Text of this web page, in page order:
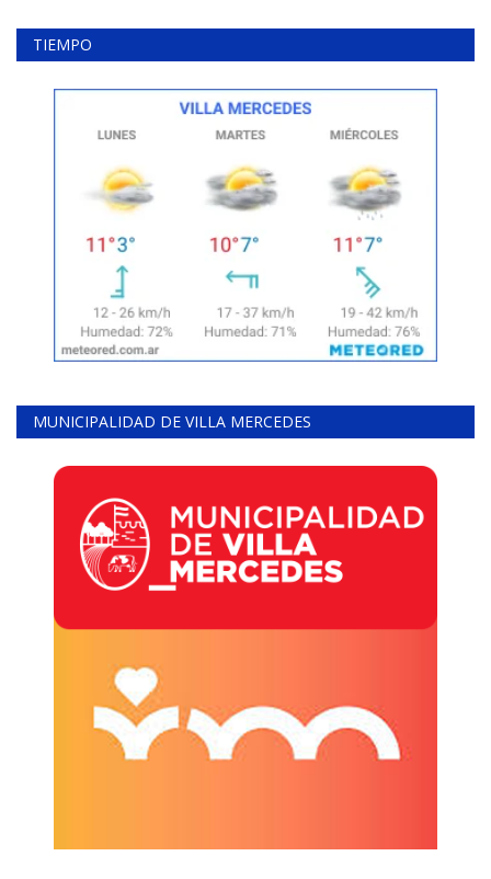
TIEMPO
MUNICIPALIDAD DE VILLA MERCEDES